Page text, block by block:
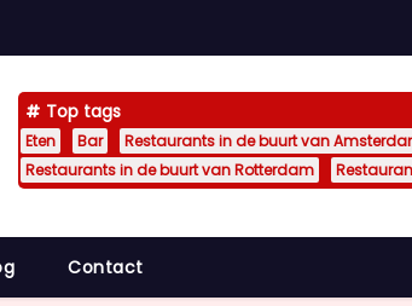
Top tags
Eten Bar Restaurants in de buurt van
Restaurants in de buurt van Rotterdam
Contact